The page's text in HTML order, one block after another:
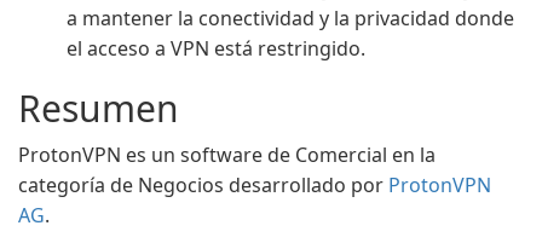
a mantener la conectividad y la privacidad donde
el acceso a VPN está restringido.
Resumen
ProtonVPN es un software de Comercial en la
categoría de Negocios desarrollado por ProtonVPN
AG.